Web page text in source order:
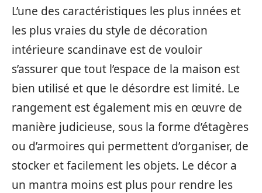
L’une des caractéristiques les plus innées et
les plus vraies du style de décoration
intérieure scandinave est de vouloir
s’assurer que tout l’espace de la maison est
bien utilisé et que le désordre est limité. Le
rangement est également mis en œuvre de
manière judicieuse, sous la forme d’étagères
ou d’armoires qui permettent d’organiser, de
stocker et facilement les objets. Le décor a
un mantra moins est plus pour rendre les